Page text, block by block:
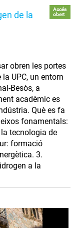
de la
Accés
obert
obren les portes
UPC, un entorn
Besòs, a
acadèmic es
Què es fa
fonamentals:
tecnologia de
formació
3.
a la